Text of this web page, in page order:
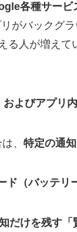
各種サービ
がバックグ
人が増えて
よびアプリ
、 特定の通
ド（バッテリ
けを残す「